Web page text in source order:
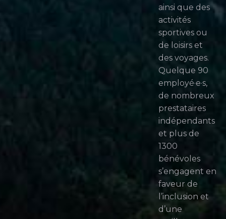
ainsi que des
activités
sportives ou
de loisirs et
des voyages.
Quelque 90
employé·e·s,
de nombreux
prestataires
indépendants
et plus de
1300
bénévoles
s’engagent en
faveur de
l’inclusion et
d’une